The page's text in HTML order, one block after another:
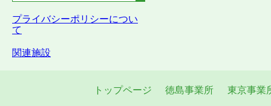
プライバシーポリシーについ
て
関連施設
トップページ 徳島事業所 東京事業